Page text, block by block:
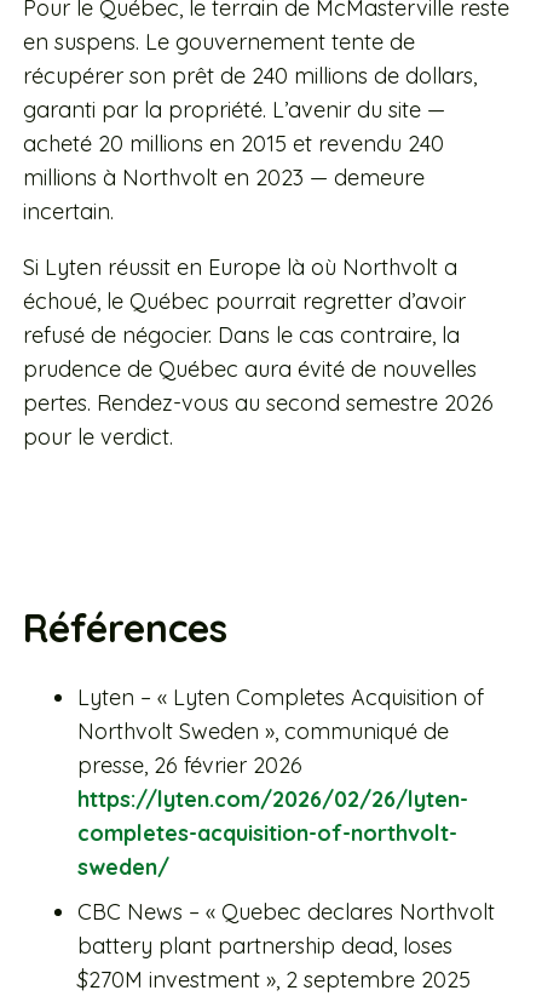
Pour le Québec, le terrain de McMasterville reste
en suspens. Le gouvernement tente de
récupérer son prêt de 240 millions de dollars,
garanti par la propriété. L’avenir du site —
acheté 20 millions en 2015 et revendu 240
millions à Northvolt en 2023 — demeure
incertain.
Si Lyten réussit en Europe là où Northvolt a
échoué, le Québec pourrait regretter d’avoir
refusé de négocier. Dans le cas contraire, la
prudence de Québec aura évité de nouvelles
pertes. Rendez-vous au second semestre 2026
pour le verdict.
Références
Lyten – « Lyten Completes Acquisition of
Northvolt Sweden », communiqué de
presse, 26 février 2026
https://lyten.com/2026/02/26/lyten-
completes-acquisition-of-northvolt-
sweden/
CBC News – « Quebec declares Northvolt
battery plant partnership dead, loses
$270M investment », 2 septembre 2025